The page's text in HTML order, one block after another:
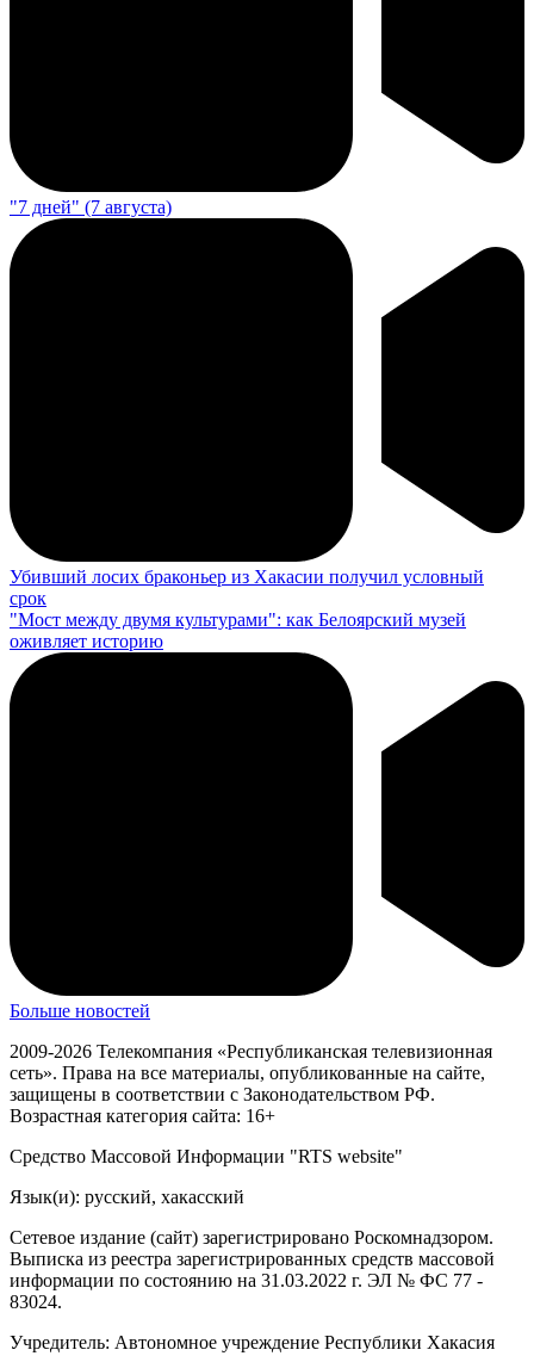
"7 дней" (7 августа)
Убивший лосих браконьер из Хакасии получил условный
срок
"Мост между двумя культурами": как Белоярский музей
оживляет историю
Больше новостей
2009-2026 Телекомпания «Республиканская телевизионная
сеть». Права на все материалы, опубликованные на сайте,
защищены в соответствии с Законодательством РФ.
Возрастная категория сайта: 16+
Средство Массовой Информации "RTS website"
Язык(и): русский, хакасский
Сетевое издание (сайт) зарегистрировано Роскомнадзором.
Выписка из реестра зарегистрированных средств массовой
информации по состоянию на 31.03.2022 г. ЭЛ № ФС 77 -
83024.
Учредитель: Автономное учреждение Республики Хакасия